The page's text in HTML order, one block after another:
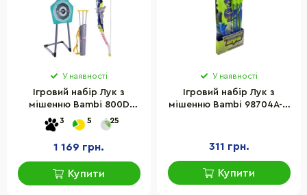
У наявності
Ігровий набір Лук з
мішенню Bambi 800D
сагайдак, 3 стріли на
присосках
3 5 25
1 169 грн.
Купити
У наявності
Ігровий набір Лук з
мішенню Bambi 98704A-1,
311 грн.
Купити